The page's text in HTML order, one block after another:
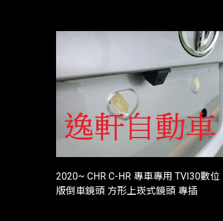
2020~ CHR C-HR 專車專用 TVI30數位
版倒車鏡頭 方形上崁式鏡頭 專插